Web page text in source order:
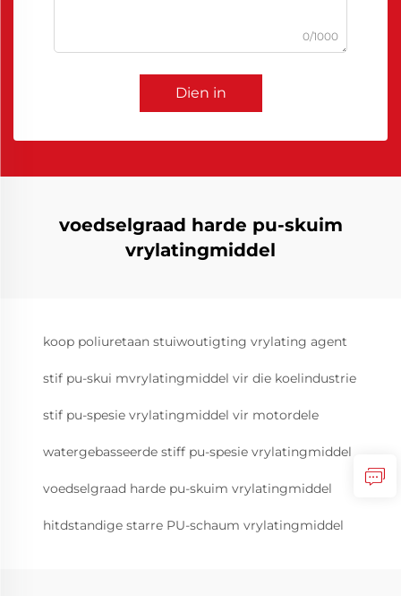
0/1000
Dien in
voedselgraad harde pu-skuim
vrylatingmiddel
koop poliuretaan stuiwoutigting vrylating agent
stif pu-skui mvrylatingmiddel vir die koelindustrie
stif pu-spesie vrylatingmiddel vir motordele
watergebasseerde stiff pu-spesie vrylatingmiddel
voedselgraad harde pu-skuim vrylatingmiddel
hitdstandige starre PU-schaum vrylatingmiddel